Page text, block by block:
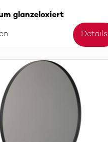
glanzeloxiert
Details